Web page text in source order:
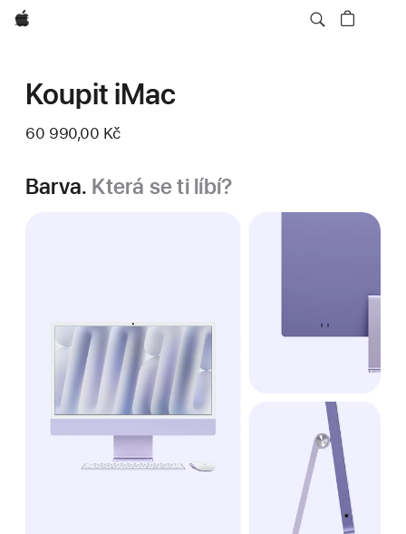
Apple
Koupit iMac
60 990,00 Kč
Barva. Která se ti líbí?